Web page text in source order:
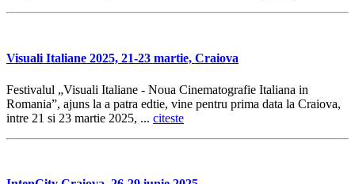
Visuali Italiane 2025, 21-23 martie, Craiova
Festivalul „Visuali Italiane - Noua Cinematografie Italiana in
Romania”, ajuns la a patra edtie, vine pentru prima data la Craiova,
intre 21 si 23 martie 2025, ... citeste